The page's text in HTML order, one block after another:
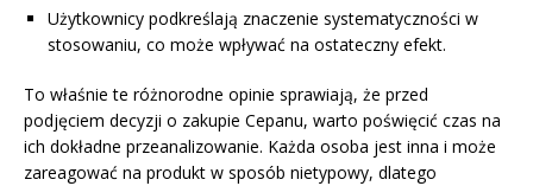
Użytkownicy podkreślają znaczenie systematyczności w
stosowaniu, co może wpływać na ostateczny efekt.
To właśnie te różnorodne opinie sprawiają, że przed
podjęciem decyzji o zakupie Cepanu, warto poświęcić czas na
ich dokładne przeanalizowanie. Każda osoba jest inna i może
zareagować na produkt w sposób nietypowy, dlatego